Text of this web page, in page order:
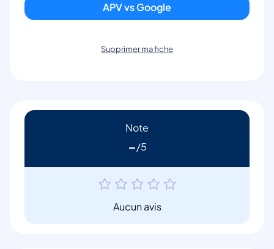
APV vs Google
Supprimer ma fiche
Note
-
Aucun avis